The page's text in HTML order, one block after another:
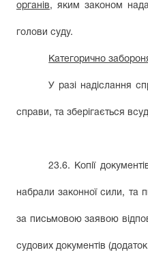
органів, яким законом
голови суду.
Категорично
У разі надіслання
справи, та зберігається
23.6. Копії
набрали законної сили, та
за письмовою заявою
судових документів